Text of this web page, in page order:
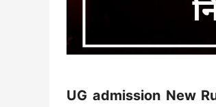
UG admission New